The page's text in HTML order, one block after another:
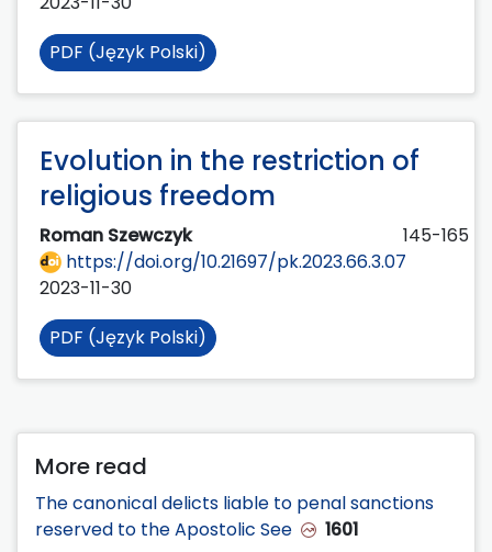
PDF (Język Polski)
Evolution in the restriction of
religious freedom
Roman Szewczyk
145-165
https://doi.org/10.21697/pk.2023.66.3.07
2023-11-30
PDF (Język Polski)
More read
The canonical delicts liable to penal sanctions
reserved to the Apostolic See
1601